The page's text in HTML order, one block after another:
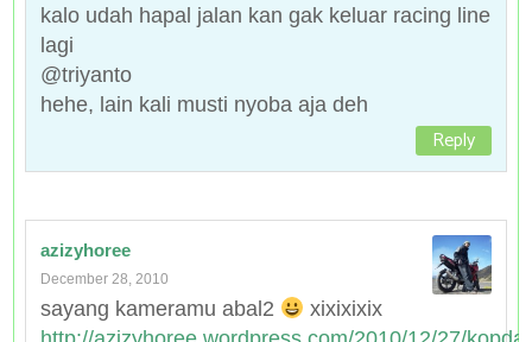
kalo udah hapal jalan kan gak keluar racing line
lagi
@triyanto
hehe, lain kali musti nyoba aja deh
Reply
azizyhoree
December 28, 2010
sayang kameramu abal2
xixixixix